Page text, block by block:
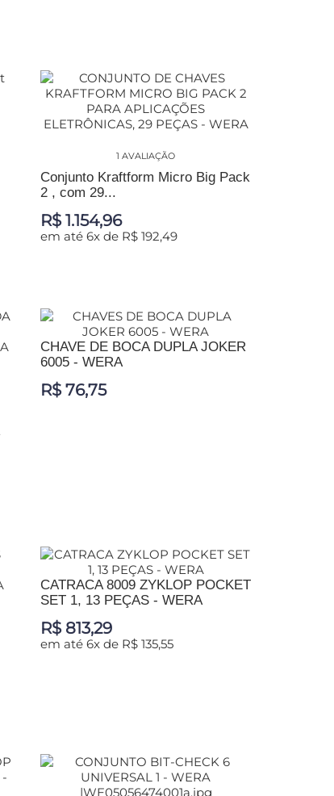
1 AVALIAÇÃO
Conjunto Kraftform Micro Big Pack
2 , com 29...
R$ 1.154,96
em até 6x de R$ 192,49
CHAVE DE BOCA DUPLA JOKER
6005 - WERA
R$ 76,75
CATRACA 8009 ZYKLOP POCKET
SET 1, 13 PEÇAS - WERA
R$ 813,29
em até 6x de R$ 135,55